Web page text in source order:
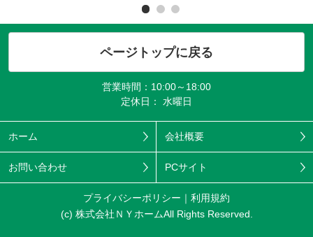
ページトップに戻る
営業時間：10:00～18:00
定休日： 水曜日
ホーム 会社概要
お問い合わせ PCサイト
プライバシーポリシー
利用規約
(c) 株式会社ＮＹホームAll Rights Reserved.